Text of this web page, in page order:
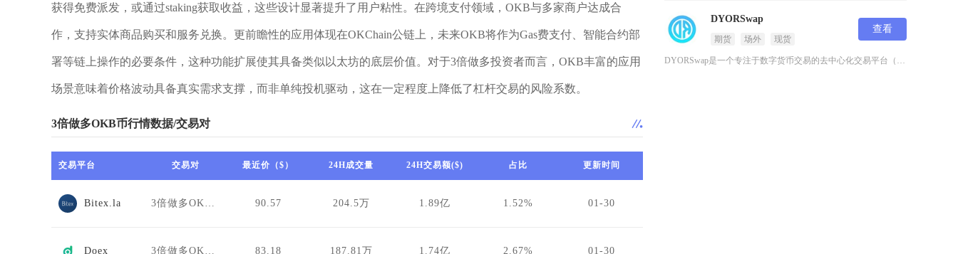
获得免费派发，或通过staking获取收益，这些设计显著提升了用户粘性。在跨境支付领域，OKB与多家商户达成合
作，支持实体商品购买和服务兑换。更前瞻性的应用体现在OKChain公链上，未来OKB将作为Gas费支付、智能合约部
署等链上操作的必要条件，这种功能扩展使其具备类似以太坊的底层价值。对于3倍做多投资者而言，OKB丰富的应用
场景意味着价格波动具备真实需求支撑，而非单纯投机驱动，这在一定程度上降低了杠杆交易的风险系数。
3倍做多OKB币行情数据/交易对
交易平台 交易对 最近价（$） 24H成交量 24H交易额($) 占比 更新时间
Bitex.la 90.57 204.5万 1.89亿 1.52% 01-30
Doex 83.18 187.81万 1.74亿 2.67% 01-30
DYORSwap
期货 场外 现货
查看
DYORSwap是一个专注于数字货币交易的去中心化交易平台（DEX），成立于2024年，旨